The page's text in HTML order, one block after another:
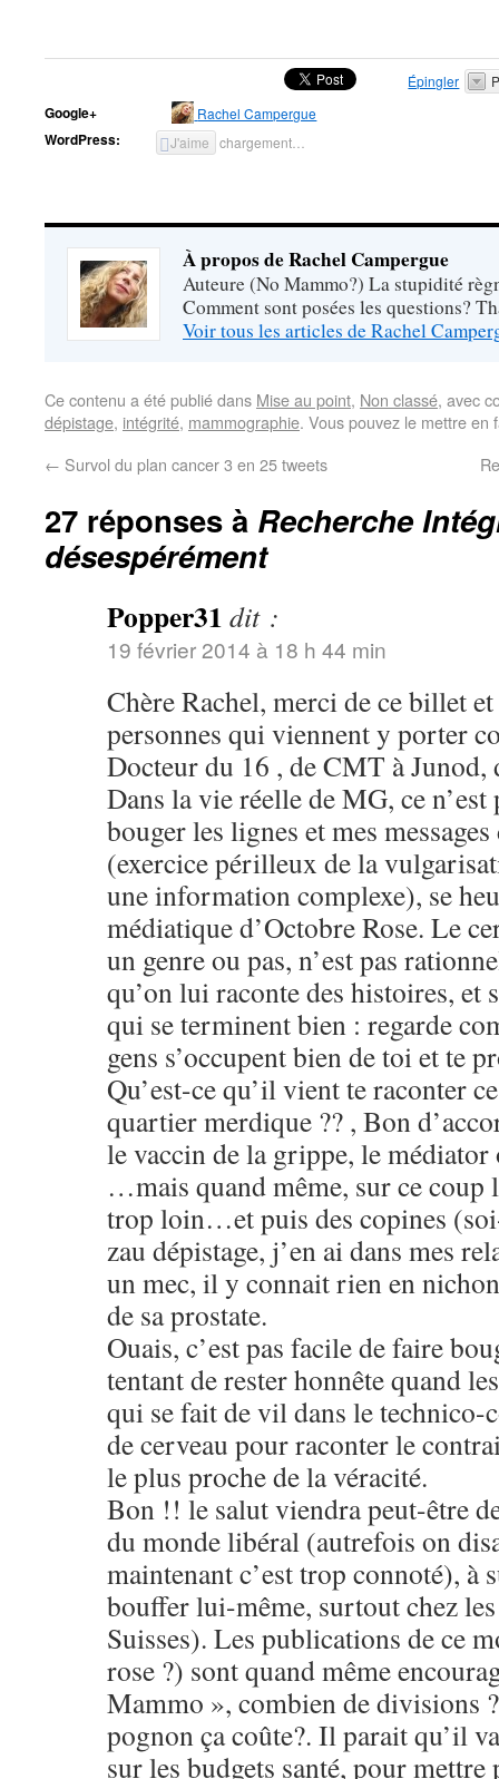
Épingler
Google+ Rachel Campergue
WordPress: J'aime chargement…
À propos de Rachel Campergue
Auteure (No Mammo?) La stupidité
Comment sont posées les questions?
Voir tous les articles de Rachel
Ce contenu a été publié dans Mise au point, Non classé, avec
dépistage, intégrité, mammographie. Vous pouvez le mettre en
← Survol du plan cancer 3 en 25 tweets
27 réponses à Recherche
désespérément
Popper31 dit :
19 février 2014 à 18 h 44 min
Chère Rachel, merci de ce billet
personnes qui viennent y porter
Docteur du 16 , de CMT à
Dans la vie réelle de MG, ce
bouger les lignes et mes
(exercice périlleux de la
une information complexe), se
médiatique d’Octobre Rose. Le
un genre ou pas, n’est pas
qu’on lui raconte des histoires, et
qui se terminent bien : regarde
gens s’occupent bien de toi et te
Qu’est-ce qu’il vient te raconter
quartier merdique ?? , Bon
le vaccin de la grippe, le
…mais quand même, sur ce coup
trop loin…et puis des copines
zau dépistage, j’en ai dans mes
un mec, il y connait rien en
de sa prostate.
Ouais, c’est pas facile de faire
tentant de rester honnête quand
qui se fait de vil dans le technico-
de cerveau pour raconter le
le plus proche de la véracité.
Bon !! le salut viendra peut-être
du monde libéral (autrefois on
maintenant c’est trop connoté), à
bouffer lui-même, surtout chez
Suisses). Les publications de ce
rose ?) sont quand même
Mammo », combien de divisions
pognon ça coûte?. Il parait qu’il
sur les budgets santé, pour